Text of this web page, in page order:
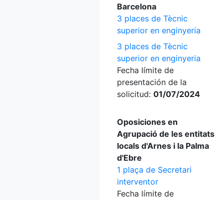
Barcelona
3 places de Tècnic
superior en enginyeria
3 places de Tècnic
superior en enginyeria
Fecha límite de
presentación de la
solicitud: 01/07/2024
Oposiciones en
Agrupació de les entitats
locals d'Arnes i la Palma
d'Ebre
1 plaça de Secretari
interventor
Fecha límite de